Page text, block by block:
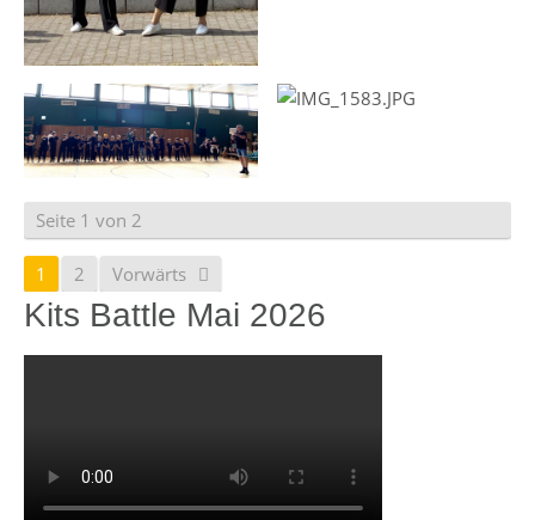
Seite 1 von 2
1 2 Vorwärts
Kits Battle Mai 2026